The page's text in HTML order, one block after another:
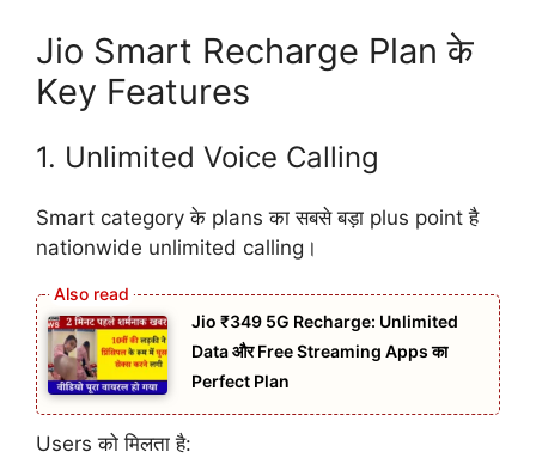
Jio Smart Recharge Plan के
Key Features
1. Unlimited Voice Calling
Smart category के plans का सबसे बड़ा plus point है
nationwide unlimited calling।
Jio ₹349 5G Recharge: Unlimited
Data और Free Streaming Apps का
Perfect Plan
Users को मिलता है: